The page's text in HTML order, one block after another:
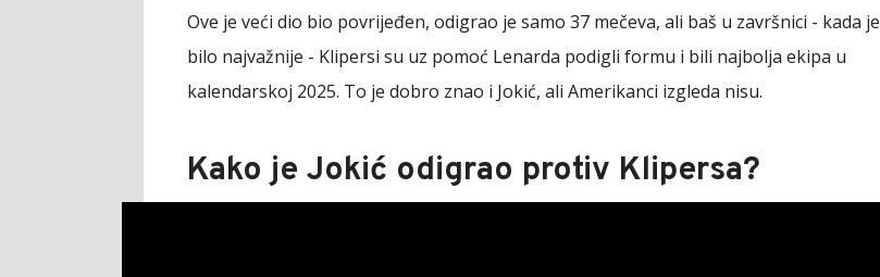
Ove je veći dio bio povrijeđen, odigrao je samo 37 mečeva, ali baš u završnici - kada je
bilo najvažnije - Klipersi su uz pomoć Lenarda podigli formu i bili najbolja ekipa u
kalendarskoj 2025. To je dobro znao i Jokić, ali Amerikanci izgleda nisu.
Kako je Jokić odigrao protiv Klipersa?